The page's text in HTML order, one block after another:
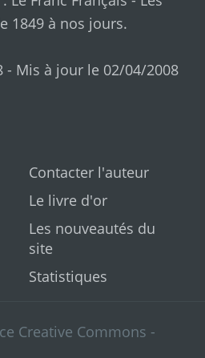
1849 à nos jours.
- Mis à jour le 02/04/2008
Contacter l'auteur
Le livre d'or
Les nouveautés du
site
Statistiques
Creative Commons -